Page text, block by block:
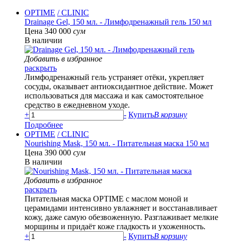
OPTIME / CLINIC
Drainage Gel, 150 мл. - Лимфодренажный гель 150 мл
Цена 340 000 сум
В наличии
Добавить в избранное
раскрыть
Лимфодренажный гель устраняет отёки, укрепляет
сосуды, оказывает антиоксидантное действие. Может
использоваться для массажа и как самостоятельное
средство в ежедневном уходе.
+
- КупитьВ корзину
Подробнее
OPTIME / CLINIC
Nourishing Mask, 150 мл. - Питательная маска 150 мл
Цена 390 000 сум
В наличии
Добавить в избранное
раскрыть
Питательная маска OPTIME с маслом моной и
церамидами интенсивно увлажняет и восстанавливает
кожу, даже самую обезвоженную. Разглаживает мелкие
морщины и придаёт коже гладкость и ухоженность.
+
- КупитьВ корзину